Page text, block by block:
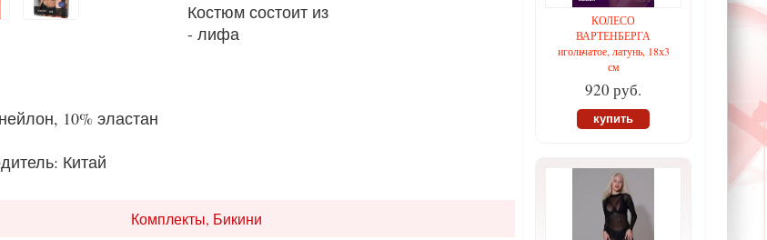
Костюм состоит из
- лифа
10% эластан
Китай
Комплекты, Бикини
КОЛЕСО
ВАРТЕНБЕРГА
игольчатое, латунь, 18х3
см
920 руб.
купить